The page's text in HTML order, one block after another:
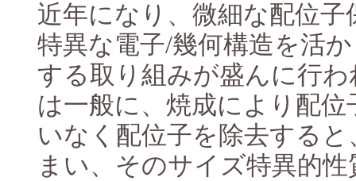
近年になり、微細な配位
特異な電子/幾何構造を活
する取り組みが盛んに行
は一般に、焼成により配
いなく配位子を除去する
まい、そのサイズ特異的